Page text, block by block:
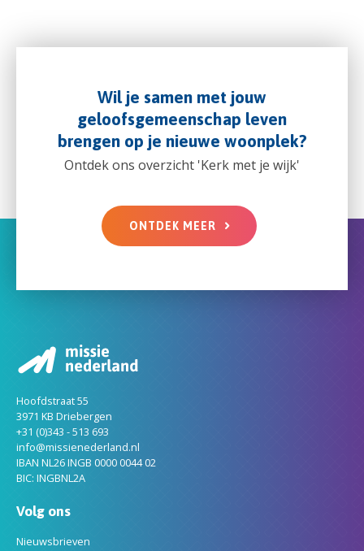
Wil je samen met jouw
geloofsgemeenschap leven
brengen op je nieuwe woonplek?
Ontdek ons overzicht 'Kerk met je wijk'
ONTDEK MEER
Hoofdstraat 55
3971 KB Driebergen
+31 (0)343 - 513 693
info@missienederland.nl
IBAN NL26 INGB 0000 0044 02
BIC: INGBNL2A
Volg ons
Nieuwsbrieven